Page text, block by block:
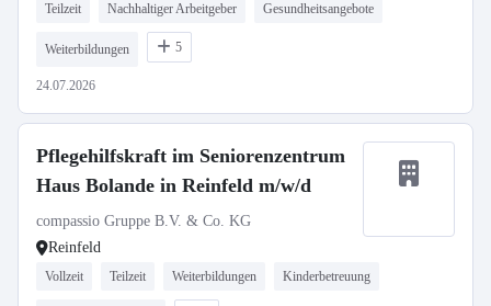
Teilzeit Nachhaltiger Arbeitgeber Gesundheitsangebote
Weiterbildungen 5
24.07.2026
Pflegehilfskraft im Seniorenzentrum
Haus Bolande in Reinfeld m/w/d
compassio Gruppe B.V. & Co. KG
Reinfeld
Vollzeit Teilzeit Weiterbildungen Kinderbetreuung